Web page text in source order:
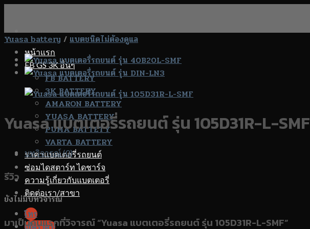
content
หน้าแรก
FB GS 3K อื่นๆ
FB BATTERY
3K BATTERY
AMARON BATTERY
YUASA BATTERY
PUMA BATTETY
VARTA BATTERY
ราคาแบตเตอรี่รถยนต์
ซ่อมไดสตาร์ท ไดชาร์จ
ความรู้เกี่ยวกับแบตเตอรี่
ติดต่อเรา/สาขา
โทร
Yuasa battery / แบตชนิดไม่ต้องดูแล
Yuasa แบตเตอรี่รถยนต์ รุ่น 105D31R-L-SMF
บทวิจารณ์ (0)
รีวิว
ยังไม่มีบทวิจารณ์
มาเป็นคนแรกที่วิจารณ์ “Yuasa แบตเตอรี่รถยนต์ รุ่น 105D31R-L-SMF”